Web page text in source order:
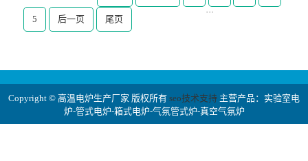
5
···
后一页 尾页
Copyright © 高温电炉生产厂家 版权所有 seo技术支持 主营产品：实验室电
炉-管式电炉-箱式电炉-气氛管式炉-真空气氛炉